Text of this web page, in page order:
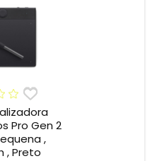
Pro Gen 2
,
, Preto